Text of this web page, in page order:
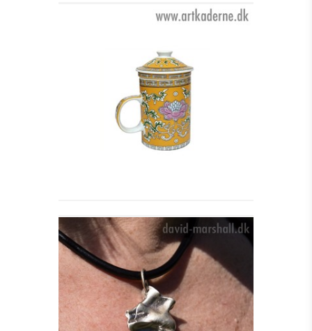
TE KRUS GULT M.
DEKORATION
Se detajler
PHIL ET STORT
HALSSMYKKE I SØLV,
SA